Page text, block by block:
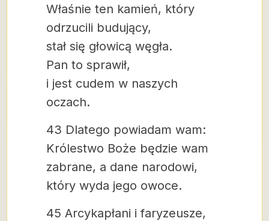
Właśnie ten kamień, który
odrzucili budujący,
stał się głowicą węgła.
Pan to sprawił,
i jest cudem w naszych
oczach.
43 Dlatego powiadam wam:
Królestwo Boże będzie wam
zabrane, a dane narodowi,
który wyda jego owoce.
45 Arcykapłani i faryzeusze,